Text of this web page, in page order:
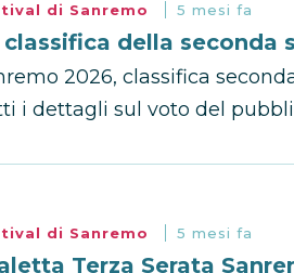
di Sanremo 5 mesi fa
classifica della seconda
2026, classifica
i dettagli sul voto del
di Sanremo 5 mesi fa
Terza Serata